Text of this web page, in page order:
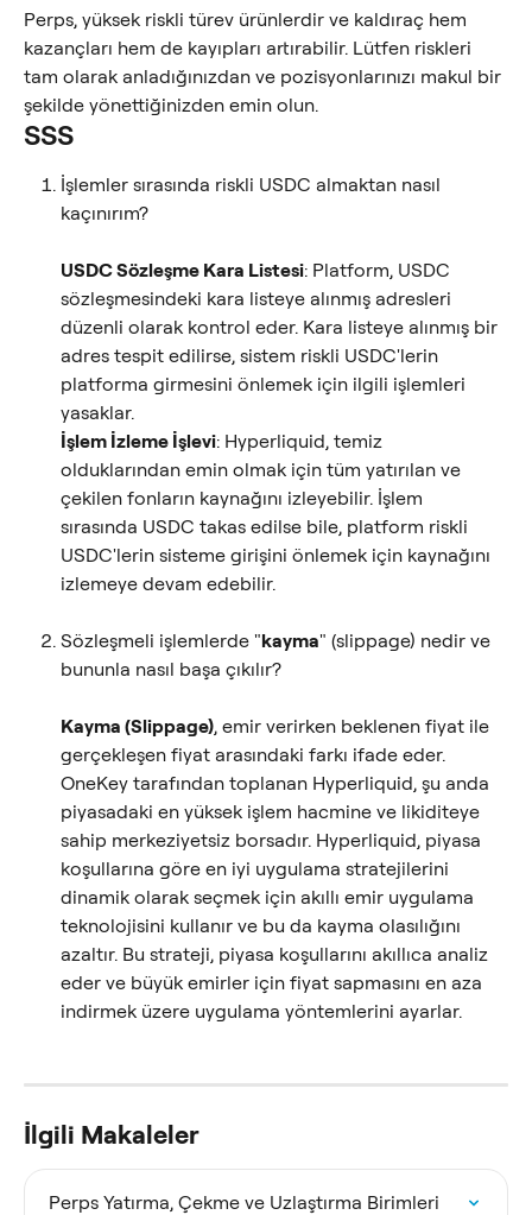
Perps, yüksek riskli türev ürünlerdir ve kaldıraç hem
kazançları hem de kayıpları artırabilir. Lütfen riskleri
tam olarak anladığınızdan ve pozisyonlarınızı makul bir
şekilde yönettiğinizden emin olun.
SSS
İşlemler sırasında riskli USDC almaktan nasıl
kaçınırım?
USDC Sözleşme Kara Listesi: Platform, USDC
sözleşmesindeki kara listeye alınmış adresleri
düzenli olarak kontrol eder. Kara listeye alınmış bir
adres tespit edilirse, sistem riskli USDC'lerin
platforma girmesini önlemek için ilgili işlemleri
yasaklar.
İşlem İzleme İşlevi: Hyperliquid, temiz
olduklarından emin olmak için tüm yatırılan ve
çekilen fonların kaynağını izleyebilir. İşlem
sırasında USDC takas edilse bile, platform riskli
USDC'lerin sisteme girişini önlemek için kaynağını
izlemeye devam edebilir.
Sözleşmeli işlemlerde "kayma" (slippage) nedir ve
bununla nasıl başa çıkılır?
Kayma (Slippage), emir verirken beklenen fiyat ile
gerçekleşen fiyat arasındaki farkı ifade eder.
OneKey tarafından toplanan Hyperliquid, şu anda
piyasadaki en yüksek işlem hacmine ve likiditeye
sahip merkeziyetsiz borsadır. Hyperliquid, piyasa
koşullarına göre en iyi uygulama stratejilerini
dinamik olarak seçmek için akıllı emir uygulama
teknolojisini kullanır ve bu da kayma olasılığını
azaltır. Bu strateji, piyasa koşullarını akıllıca analiz
eder ve büyük emirler için fiyat sapmasını en aza
indirmek üzere uygulama yöntemlerini ayarlar.
İlgili Makaleler
Perps Yatırma, Çekme ve Uzlaştırma Birimleri